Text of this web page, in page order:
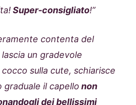
Super-consigliato!”
contenta del
un gradevole
sulla cute, schiarisce
il capello non
dei bellissimi